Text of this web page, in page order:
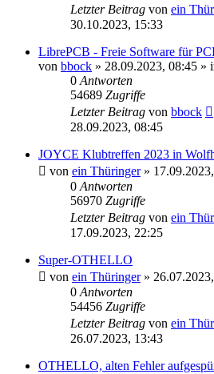
Letzter Beitrag von ein
30.10.2023, 15:33
LibrePCB - Freie Software für
von bbock » 28.09.2023, 08:45 »
0 Antworten
54689 Zugriffe
Letzter Beitrag von bbock
28.09.2023, 08:45
JOYCE Klubtreffen 2023 in
von ein Thüringer»
0 Antworten
56970 Zugriffe
Letzter Beitrag von ein
17.09.2023, 22:25
Super-OTHELLO
von ein Thüringer»
0 Antworten
54456 Zugriffe
Letzter Beitrag von ein
26.07.2023, 13:43
OTHELLO, alten Fehler